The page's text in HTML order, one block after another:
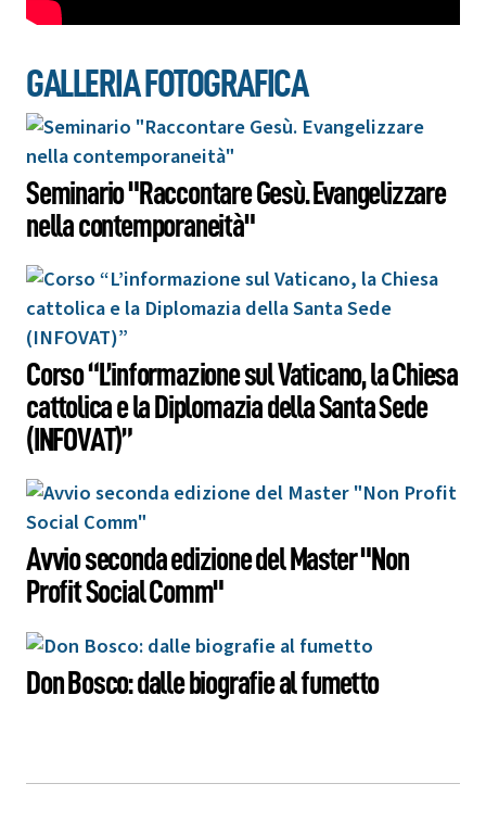
GALLERIA FOTOGRAFICA
Seminario "Raccontare Gesù. Evangelizzare
nella contemporaneità"
Corso “L’informazione sul Vaticano, la Chiesa
cattolica e la Diplomazia della Santa Sede
(INFOVAT)”
Avvio seconda edizione del Master "Non
Profit Social Comm"
Don Bosco: dalle biografie al fumetto